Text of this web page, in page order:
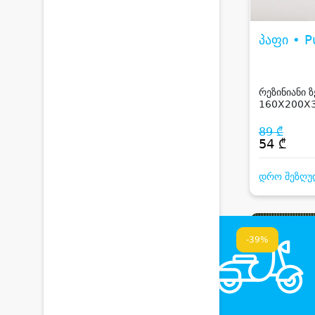
პაფი •
რეზინიანი
WHITE
89 ₾
54 ₾
დრო
-39%